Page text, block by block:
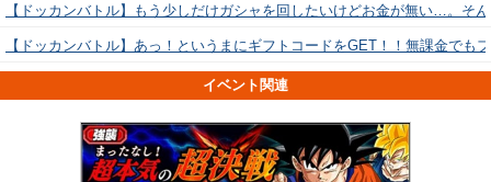
【ドッカンバトル】もう少しだけガシャを回したいけどお金が無い…。そ
【ドッカンバトル】あっ！というまにギフトコードをGET！！無課金でも
イベント関連